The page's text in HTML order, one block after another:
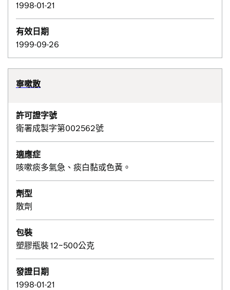
1998-01-21
有效日期
1999-09-26
寧嗽散
許可證字號
衛署成製字第002562號
適應症
咳嗽痰多氣急、痰白黏或色黃。
劑型
散劑
包裝
塑膠瓶裝 12~500公克
發證日期
1998-01-21